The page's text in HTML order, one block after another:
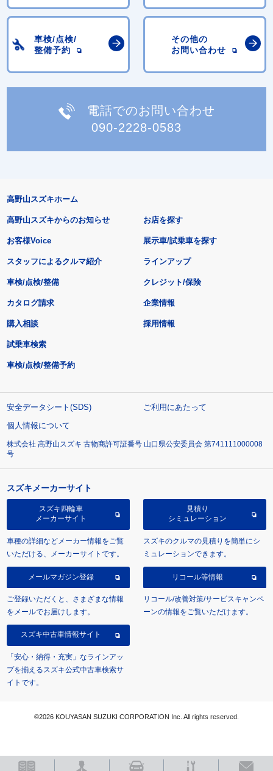
車検/点検/
整備予約
その他の
お問い合わせ
電話でのお問い合わせ
090-2228-0583
高野山スズキホーム
高野山スズキからのお知らせ
お客様Voice
スタッフによるクルマ紹介
お店を探す
展示車/試乗車を探す
ラインアップ
車検/点検/整備 クレジット/保険
カタログ請求
購入相談
試乗車検索
車検/点検/整備予約
企業情報
採用情報
安全データシート(SDS)
ご利用にあたって
個人情報について
株式会社 高野山スズキ 古物商許可証番号 山口県公安委員会 第741111000008
号
スズキメーカーサイト
スズキ四輪車
メーカーサイト
車種の詳細などメーカー情報をご覧
いただける、メーカーサイトです。
見積り
シミュレーション
スズキのクルマの見積りを簡単にシ
ミュレーションできます。
メールマガジン登録
ご登録いただくと、さまざまな情報
をメールでお届けします。
リコール等情報
リコール/改善対策/サービスキャンペ
ーンの情報をご覧いただけます。
スズキ中古車情報サイト
「安心・納得・充実」なラインアッ
プを揃えるスズキ公式中古車検索サ
イトです。
©2026 KOUYASAN SUZUKI CORPORATION Inc. All rights reserved.